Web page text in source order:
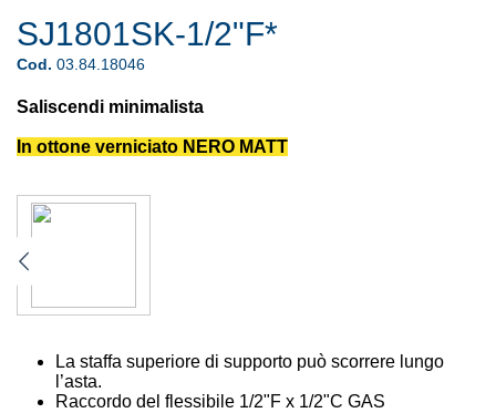
SJ1801SK-1/2"F*
Cod. 03.84.18046
Saliscendi minimalista
In ottone verniciato NERO MATT
La staffa superiore di supporto può scorrere lungo
l’asta.
Raccordo del flessibile 1/2"F x 1/2"C GAS